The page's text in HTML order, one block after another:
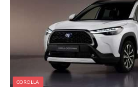
COROLLA